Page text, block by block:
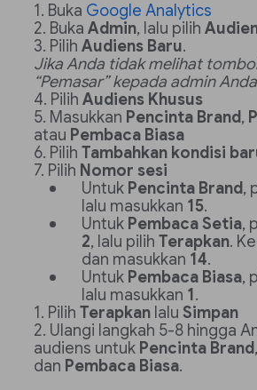
Buka Google Analytics
Buka Admin, lalu pilih
Pilih Audiens Baru.
Jika Anda tidak melihat
“Pemasar” kepada admin Anda
Pilih Audiens Khusus
Masukkan Pencinta Brand,
atau Pembaca Biasa
Pilih Tambahkan kondisi
Pilih Nomor sesi
Untuk Pencinta Brand,
lalu masukkan 15.
Untuk Pembaca Setia,
2, lalu pilih Terapkan.
dan masukkan 14.
Untuk Pembaca Biasa,
lalu masukkan 1.
Pilih Terapkan lalu Simpan
Ulangi langkah 5-8 hingga
audiens untuk Pencinta Brand,
dan Pembaca Biasa.